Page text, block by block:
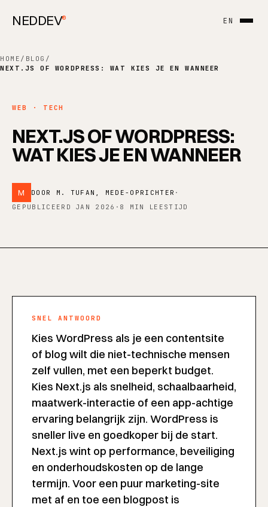
NEDDEV® EN
HOME / BLOG /
NEXT.JS OF WORDPRESS: WAT KIES JE EN WANNEER
WEB · TECH
NEXT.JS OF WORDPRESS:
WAT KIES JE EN WANNEER
M DOOR M. TUFAN, MEDE-OPRICHTER ·
GEPUBLICEERD JAN 2026 · 8 MIN LEESTIJD
SNEL ANTWOORD
Kies WordPress als je een contentsite
of blog wilt die niet-technische mensen
zelf vullen, met een beperkt budget.
Kies Next.js als snelheid, schaalbaarheid,
maatwerk-interactie of een app-achtige
ervaring belangrijk zijn. WordPress is
sneller live en goedkoper bij de start.
Next.js wint op performance, beveiliging
en onderhoudskosten op de lange
termijn. Voor een puur marketing-site
met af en toe een blogpost is